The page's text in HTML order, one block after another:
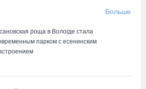
в составе сборной РФ взяла золото
электросамокате врезалась в машину
Больше
роща в Вологде стала
парком с есенинским